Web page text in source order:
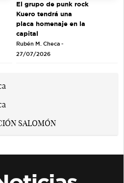
El grupo de punk rock
Kuero tendrá una
placa homenaje en la
capital
Rubén M. Checa -
27/07/2026